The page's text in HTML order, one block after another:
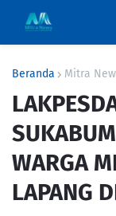
Beranda Mitra
WARGA
LAPANG